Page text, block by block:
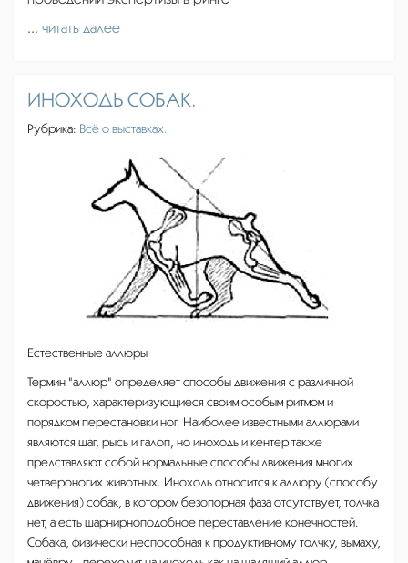
... читать далее
ИНОХОДЬ СОБАК.
Рубрика: Всё о выставках.
Естественные аллюры
Термин "аллюр" определяет способы движения с различной
скоростью, характеризующиеся своим особым ритмом и
порядком перестановки ног. Наиболее известными аллюрами
являются шаг, рысь и галоп, но иноходь и кентер также
представляют собой нормальные способы движения многих
четвероногих животных. Иноходь относится к аллюру (способу
движения) собак, в котором безопорная фаза отсутствует, толчка
нет, а есть шарнирноподобное переставление конечностей.
Собака, физически неспособная к продуктивному толчку, вымаху,